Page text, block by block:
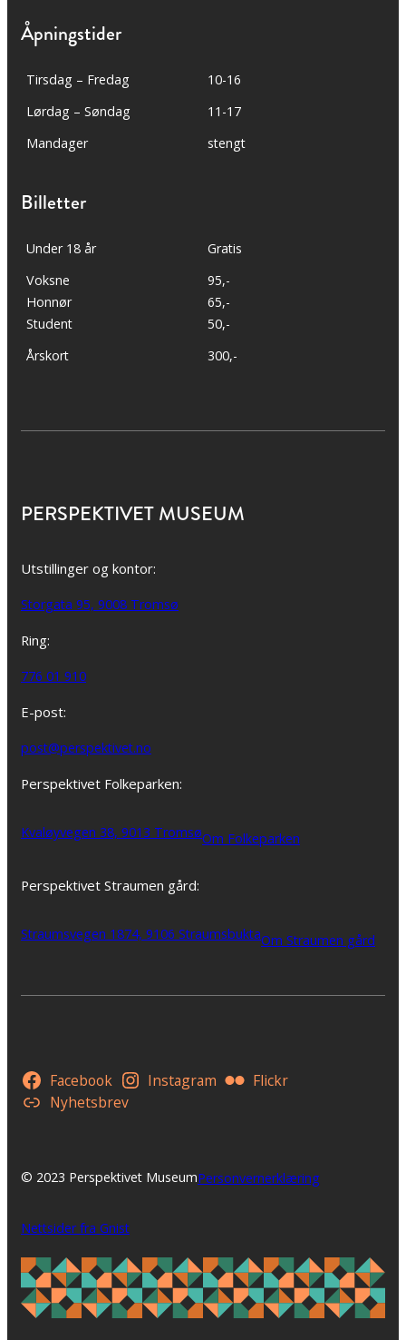
Åpningstider
Tirsdag – Fredag
10-16
Lørdag – Søndag
11-17
Mandager
stengt
Billetter
Under 18 år
Gratis
Voksne
Honnør
Student
95,-
65,-
50,-
Årskort
300,-
PERSPEKTIVET MUSEUM
Utstillinger og kontor:
Storgata 95, 9008 Tromsø
Ring:
776 01 910
E-post:
post@perspektivet.no
Perspektivet Folkeparken:
Kvaløyvegen 38, 9013 TromsøOm Folkeparken
Perspektivet Straumen gård:
Straumsvegen 1874, 9106 StraumsbuktaOm Straumen gård
Facebook Instagram
Flickr
Nyhetsbrev
© 2023 Perspektivet MuseumPersonvernerklæring
Nettsider fra Gnist